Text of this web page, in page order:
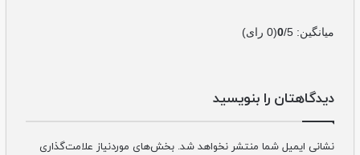
میانگین: 0/5
(
0 رای)
دیدگاهتان را بنویسید
نشانی ایمیل شما منتشر نخواهد شد. بخش‌های موردنیاز علامت‌گذاری